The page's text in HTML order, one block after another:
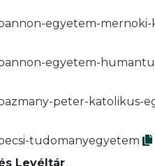
egyetem-mernoki-
egyetem-
peter-katolikus-
tudomanyegyetem
Levéltár